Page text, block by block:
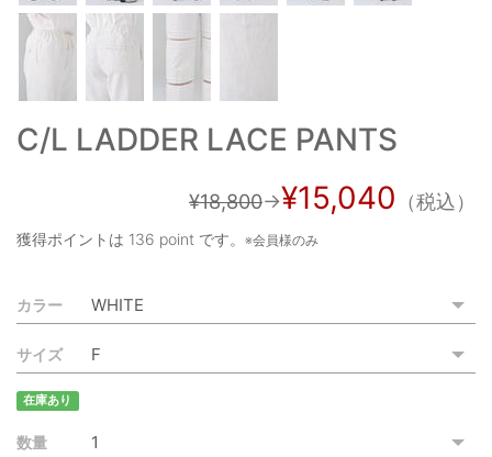
新規会員登録
ご利用ガイド
ご利用規約
C/L LADDER LACE PANTS
¥18,800→¥15,040 （税込）
獲得ポイントは 136 point です。 ※会員様のみ
カラー
サイズ
在庫あり
数量